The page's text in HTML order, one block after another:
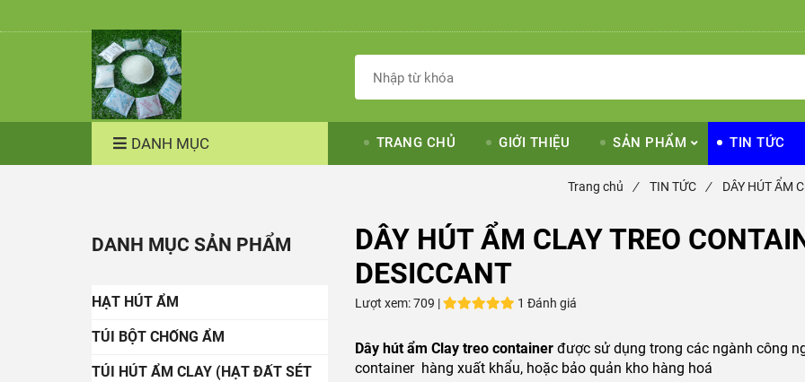
DANH MỤC TRANG CHỦ GIỚI THIỆU SẢN PHẨM TIN TỨC
Trang chủ / TIN TỨC / DÂY HÚT ẨM
DÂY HÚT ẨM CLAY TREO
DESICCANT
Lượt xem:709 | 1 Đánh giá
Dây hút ẩm Clay treo containerđược sử dụng trong các ngành công
container hàng xuất khẩu, hoặc bảo quản kho hàng hoá
DANH MỤC SẢN PHẨM
HẠT HÚT ẨM
TÚI BỘT CHỐNG ẨM
TÚI HÚT ẨM CLAY (HẠT ĐẤT SÉT